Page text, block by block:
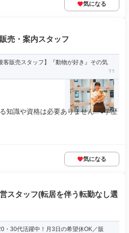
気になる
売・案内スタッフ
客販売スタッフ】『動物が好き』その気
知識や資格は必要ありません!! ●学歴
気になる
スタッフ(転居を伴う転勤なし選
・30代活躍中！月3日の希望休OK／販